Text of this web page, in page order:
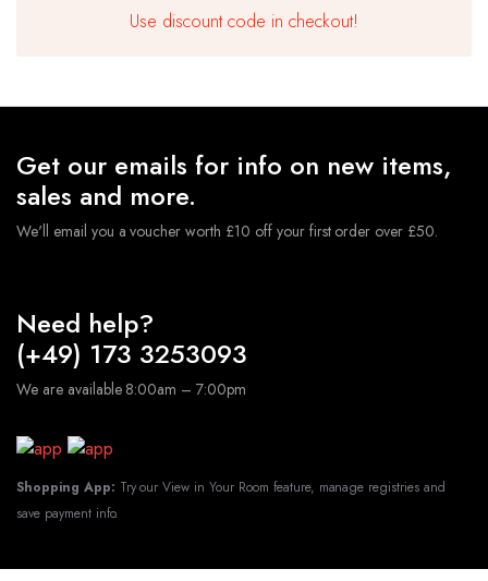
für Luft und Helium. Die Ballons sind robust und
langlebig.Sie müssen sich keine Sorgen machen,dass der
Ballon Set sind perfekt geeignet, Geeignet für
Gold 2x 32" Zahlen Folienballons 5x 12"Gold
Konfetti-Ballons 5x 12"Schwarz-Ballons 5x 12"Gold-
Ballons
Jahren geeignet.
Use discount code in checkout!
Get our emails for info on new items,
sales and more.
We'll email you a voucher worth £10 off your first order over £50.
Need help?
(+49) 173 3253093
We are available 8:00am – 7:00pm
Shopping App: Try our View in Your Room feature, manage registries and
save payment info.